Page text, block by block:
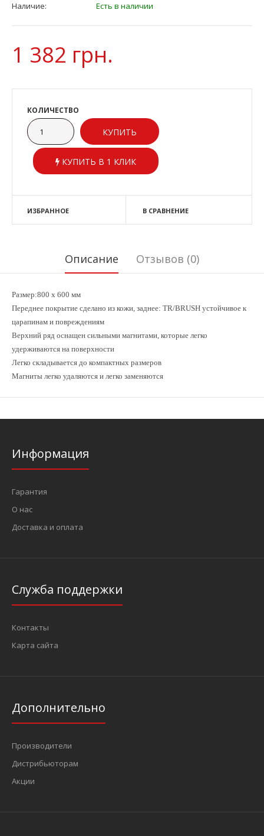
Наличие:
Есть в наличии
1 382 грн.
КОЛИЧЕСТВО
КУПИТЬ В 1 КЛИК
ИЗБРАННОЕ В СРАВНЕНИЕ
Описание Отзывов (0)
Размер:800 x 600 мм
Переднее покрытие сделано из кожи, заднее: TR/BRUSH устойчивое к
царапинам и повреждениям
Верхний ряд оснащен сильными магнитами, которые легко
удерживаются на поверхности
Легко складывается до компактных размеров
Магниты легко удаляются и легко заменяются
Информация
Гарантия
О нас
Доставка и оплата
Служба поддержки
Контакты
Карта сайта
Дополнительно
Производители
Дистрибьюторам
Акции